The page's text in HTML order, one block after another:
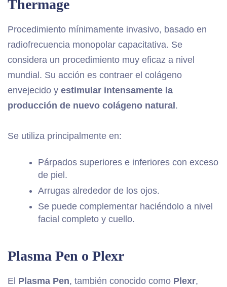
Thermage
Procedimiento mínimamente invasivo, basado en
radiofrecuencia monopolar capacitativa. Se
considera un procedimiento muy eficaz a nivel
mundial. Su acción es contraer el colágeno
envejecido y estimular intensamente la
producción de nuevo colágeno natural .
Se utiliza principalmente en:
Párpados superiores e inferiores con exceso
de piel.
Arrugas alrededor de los ojos.
Se puede complementar haciéndolo a nivel
facial completo y cuello.
Plasma Pen o Plexr
El Plasma Pen, también conocido como Plexr,